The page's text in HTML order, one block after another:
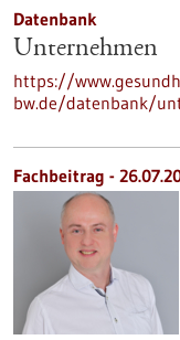
Datenbank
Unternehmen
https://
bw.de/datenbank/
Fachbeitrag -